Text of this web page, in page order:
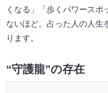
くなる」「歩くパワース
ないほど。占った人の人生
ります。
“守護龍”の存在